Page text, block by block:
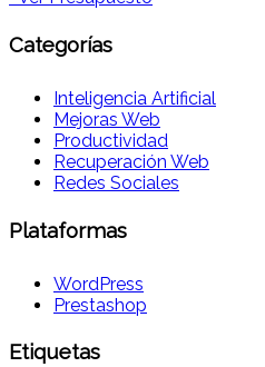
Categorías
Inteligencia Artificial
Mejoras Web
Productividad
Recuperación Web
Redes Sociales
Plataformas
WordPress
Prestashop
Etiquetas